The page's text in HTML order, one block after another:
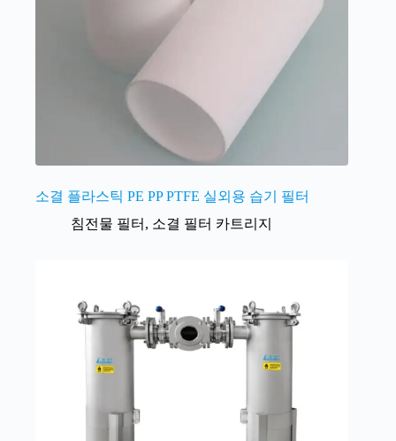
소결 플라스틱 PE PP PTFE 실외용 습기 필터
침전물 필터 , 소결 필터 카트리지